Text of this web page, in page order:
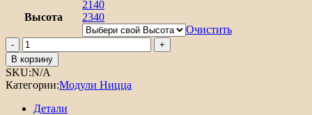
712₽
Высота
2140
2340
Очистить
Количество
товара
Шкаф
пенал
с
1-
В корзину
SKU:N/A
Категории:Модули Ницца
Детали